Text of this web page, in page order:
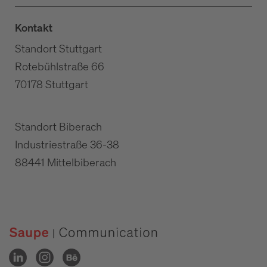
Kontakt
Standort Stuttgart
Rotebühlstraße 66
70178 Stuttgart
Standort Biberach
Industriestraße 36-38
88441 Mittelbiberach